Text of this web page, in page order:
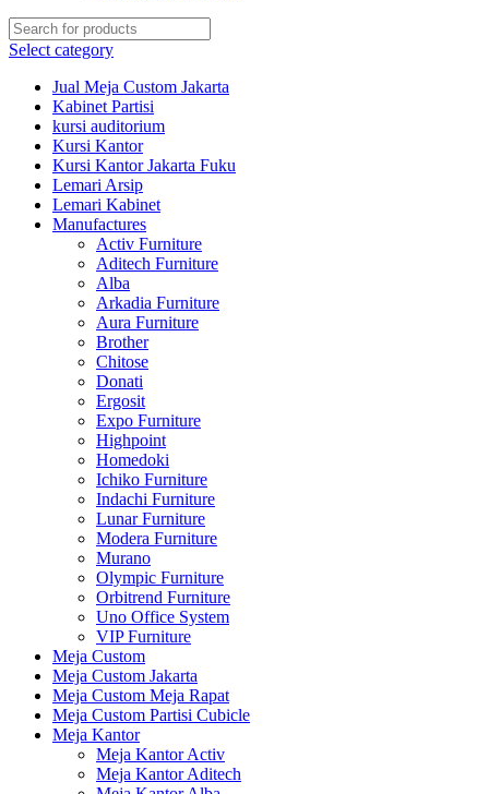
Select category
Jual Meja Custom Jakarta
Kabinet Partisi
kursi auditorium
Kursi Kantor
Kursi Kantor Jakarta Fuku
Lemari Arsip
Lemari Kabinet
Manufactures
Activ Furniture
Aditech Furniture
Alba
Arkadia Furniture
Aura Furniture
Brother
Chitose
Donati
Ergosit
Expo Furniture
Highpoint
Homedoki
Ichiko Furniture
Indachi Furniture
Lunar Furniture
Modera Furniture
Murano
Olympic Furniture
Orbitrend Furniture
Uno Office System
VIP Furniture
Meja Custom
Meja Custom Jakarta
Meja Custom Meja Rapat
Meja Custom Partisi Cubicle
Meja Kantor
Meja Kantor Activ
Meja Kantor Aditech